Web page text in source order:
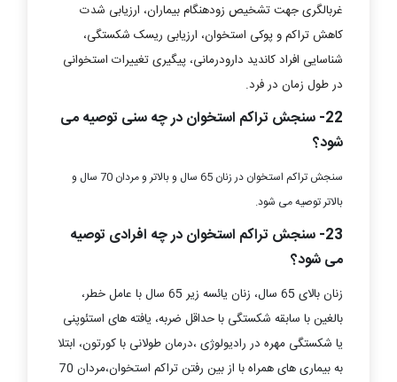
غربالگری جهت تشخیص زودهنگام بیماران، ارزیابی شدت
کاهش تراکم و پوکی استخوان، ارزیابی ریسک شکستگی،
شناسایی افراد کاندید دارودرمانی، پیگیری تغییرات استخوانی
در طول زمان در فرد.
22- سنجش تراکم استخوان در چه سنی توصیه می
شود؟
سنجش تراکم استخوان در زنان 65 سال و بالاتر و مردان 70 سال و
بالاتر توصیه می شود.
23- سنجش تراکم استخوان در چه افرادی توصیه
می شود؟
زنان بالای 65 سال، زنان یائسه زیر 65 سال با عامل خطر،
بالغین با سابقه شکستگی با حداقل ضربه، یافته های استئوپنی
یا شکستگی مهره در رادیولوژی ،درمان طولانی با کورتون، ابتلا
به بیماری های همراه با از بین رفتن تراکم استخوان،مردان 70